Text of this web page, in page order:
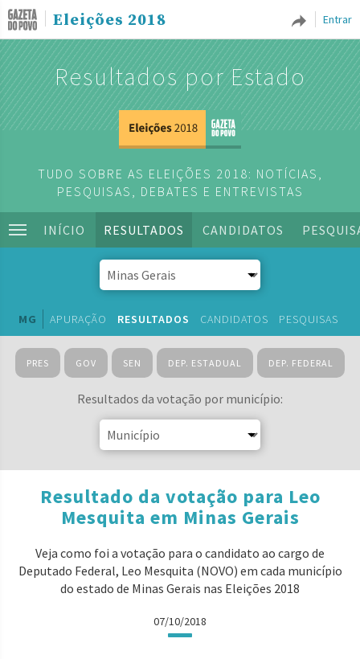
Entrar
Eleições 2018
Resultados por Estado
TUDO SOBRE AS ELEIÇÕES 2018: NOTÍCIAS,
PESQUISAS, DEBATES E ENTREVISTAS
INÍCIO RESULTADOS CANDIDATOS
MG APURAÇÃO RESULTADOS CANDIDATOS PESQUISAS
PRES GOV SEN DEP. ESTADUAL DEP. FEDERAL
Resultados da votação por município:
Resultado da votação para Leo
Mesquita em Minas Gerais
Veja como foi a votação para o candidato ao cargo de
Deputado Federal, Leo Mesquita (NOVO) em cada município
do estado de Minas Gerais nas Eleições 2018
07/10/2018